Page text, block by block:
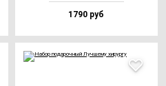
1790 руб